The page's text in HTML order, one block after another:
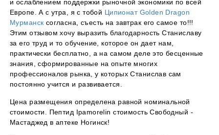
и ослаблением поддержки рыночной экономики по всей
Европе. А с утра, я с тобой Ципионат Golden Dragon
Мурманск согласна, съесть на завтрак его самое то!!!
Этим отзывом хочу выразить благодарность Станиславу
за его труд и то обучение, которое он дает нам,
практически бесплатно, а на самом деле это бесценные
знания, сформированные на опыте многих
профессионалов рынка, у которых Станислав сам
постоянно учится и развивается.
Цена размещения определена равной номинальной
стоимости. Пептид Ipamorelin стоимость Свободный -
Мастаджед в аптеке Ногинск!